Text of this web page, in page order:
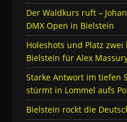
Der Waldkurs ruft –
DMX Open in Bielstein
Holeshots und Platz
Bielstein für Alex
Starke Antwort im tiefen
stürmt in Lommel aufs
Bielstein rockt die